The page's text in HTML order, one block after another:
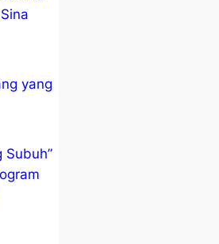
yang
Subuh”